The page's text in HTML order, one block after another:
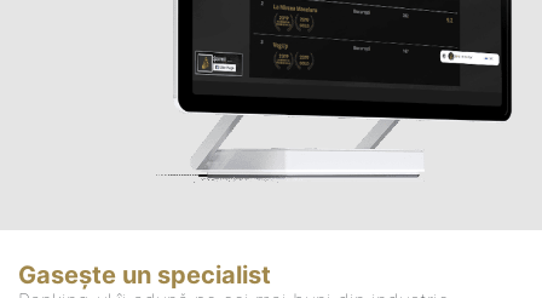
Gasește un specialist